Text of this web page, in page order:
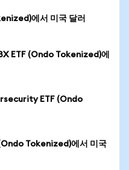
에서 미국 달러
ETF (Ondo Tokenized)에
ETF (Ondo
Tokenized)에서 미국